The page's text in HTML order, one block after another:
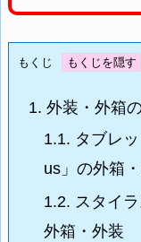
もくじ
1. 外装・外箱
1.1. タブレ
us」の外箱
1.2. スタイ
外箱・外装